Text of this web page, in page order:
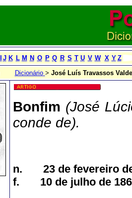
J K L M N O P Q R S T U V W X Y Z
Dicionário > José Luís Travassos
Bonfim (José
conde de).
n. 23 de fevereiro de
f. 10 de julho de